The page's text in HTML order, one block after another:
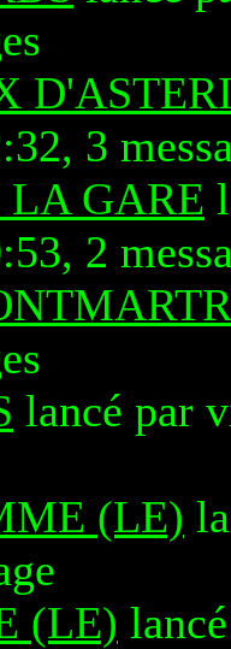
3
LA GARE
2
lancé par
(LE)
(LE)